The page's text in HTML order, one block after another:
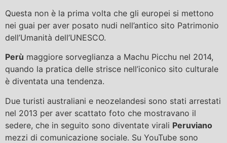
Questa non è la prima volta che gli europei si mettono
nei guai per aver posato nudi nell’antico sito Patrimonio
dell’Umanità dell’UNESCO.
Perù maggiore sorveglianza a Machu Picchu nel 2014,
quando la pratica delle strisce nell’iconico sito culturale
è diventata una tendenza.
Due turisti australiani e neozelandesi sono stati arrestati
nel 2013 per aver scattato foto che mostravano il
sedere, che in seguito sono diventate virali Peruviano
mezzi di comunicazione sociale. Su YouTube sono